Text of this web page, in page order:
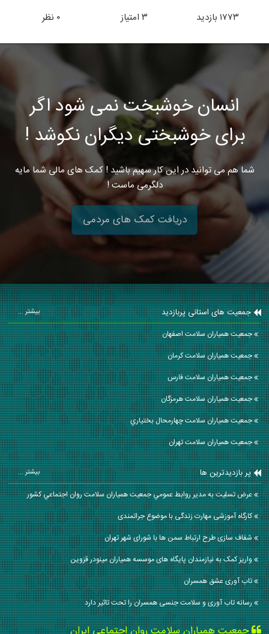
۱۷۷۳بازدید ۳امتیاز ۰ نظر
انسان خوشبخت نمی شود اگر
برای خوشبختی دیگران نکوشد !
شما هم می توانید در این کار سهیم باشید ! کمک های مالی شما مایه
دلگرمی ماست !
دریافت کمک های مردمی
جمعیت های استانی پربازدید بیشتر ...
جمعیت همیاران سلامت اصفهان
جمعیت همیاران سلامت كرمان
جمعیت همیاران سلامت فارس
جمعیت همیاران سلامت هرمزگان
جمعیت همیاران سلامت چهارمحال بختياري
جمعیت همیاران سلامت تهران
پر بازدیدترین ها بیشتر ...
عرض تسليت به مدير روابط عمومي جمعيت همياران سلامت روان اجتماعي كشور
کارگاه آموزشی مهارت زندگی با موضوع جراتمندی
شفاف سازی طرح ارتباط سمن ها با شورای شهر تهران
واریز کمک به نیازمندان پایگاه های موسسه همیاران مینودر قزوین
تاب آوری عشق همسران
رسانه تاب آوری و سلامت جنسی همسران را تحت تاثیر دارد